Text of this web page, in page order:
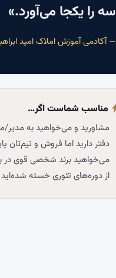
سه را یکجا می‌آورد.»
— آکادمی آموزش املاک امید
مناسب شماست اگر…
مشاورید و می‌خواهید به مدیر/
دفتر دارید اما فروش و تیم‌تان
می‌خواهید برند شخصی قوی در
از دوره‌های تئوری خسته